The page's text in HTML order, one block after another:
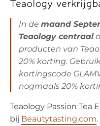
Teaology
In de maand
Teaology centraal
producten van
20% korting.
kortingscode
nogmaals 20%
Teaology Passion Tea
bij Beautytasting.com.